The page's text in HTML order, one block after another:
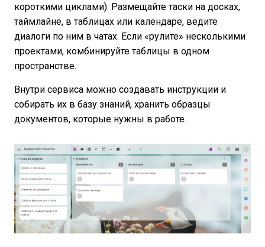
короткими циклами). Размещайте таски на досках,
таймлайне, в таблицах или календаре, ведите
диалоги по ним в чатах. Если «рулите» несколькими
проектами, комбинируйте таблицы в одном
пространстве.
Внутри сервиса можно создавать инструкции и
собирать их в базу знаний, хранить образцы
документов, которые нужны в работе.